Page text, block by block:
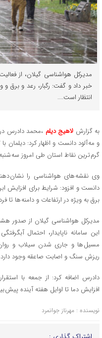
مدیرکل هواشناسی گیلان، از
خبر داد و گفت: رگبار، رعد و برق و
انتظار است....
به گزارش لاهیج دیلم ،محمد دادرس
گرم ترین نقاط استان طی امروز سه شنبه، ۱۶ تیر
وی نقشه های هواشناسی را نشان
دانست و افزود: شرایط برای افزایش
برق به ویژه در ارتفاعات و دامنه ها تا فردا
مدیرکل هواشناسی گیلان از صدور
این سامانه ناپایدار، احتمال
مسیل ها و جاری شدن سیلاب و
ریزش سنگ و اصابت صاعقه وجود دارد.
دادرس اضافه کرد: از جمعه با
افزایش دما تا اوایل هفته آینده پیش
نویسنده : مهرناز جوانمرد